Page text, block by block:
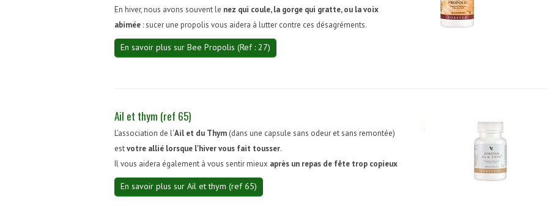
En hiver, nous avons souvent le nez qui coule, la gorge qui gratte, ou la voix
abimée : sucer une propolis vous aidera à lutter contre ces désagréments.
En savoir plus sur Bee Propolis (Ref : 27)
Ail et thym (ref 65)
L'association de l'Ail et du Thym (dans une capsule sans odeur et sans remontée)
estvotre allié lorsque l'hiver vous fait tousser.
Il vous aidera également à vous sentir mieux après un repas de fête trop copieux
En savoir plus sur Ail et thym (ref 65)